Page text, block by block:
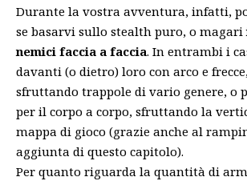
Durante la vostra avventura, infatti,
se basarvi sullo stealth puro, o magari
nemici faccia a faccia. In entrambi i
davanti (o dietro) loro con arco e
sfruttando trappole di vario genere, o
per il corpo a corpo, sfruttando la
mappa di gioco (grazie anche al
aggiunta di questo capitolo).
Per quanto riguarda la quantità di